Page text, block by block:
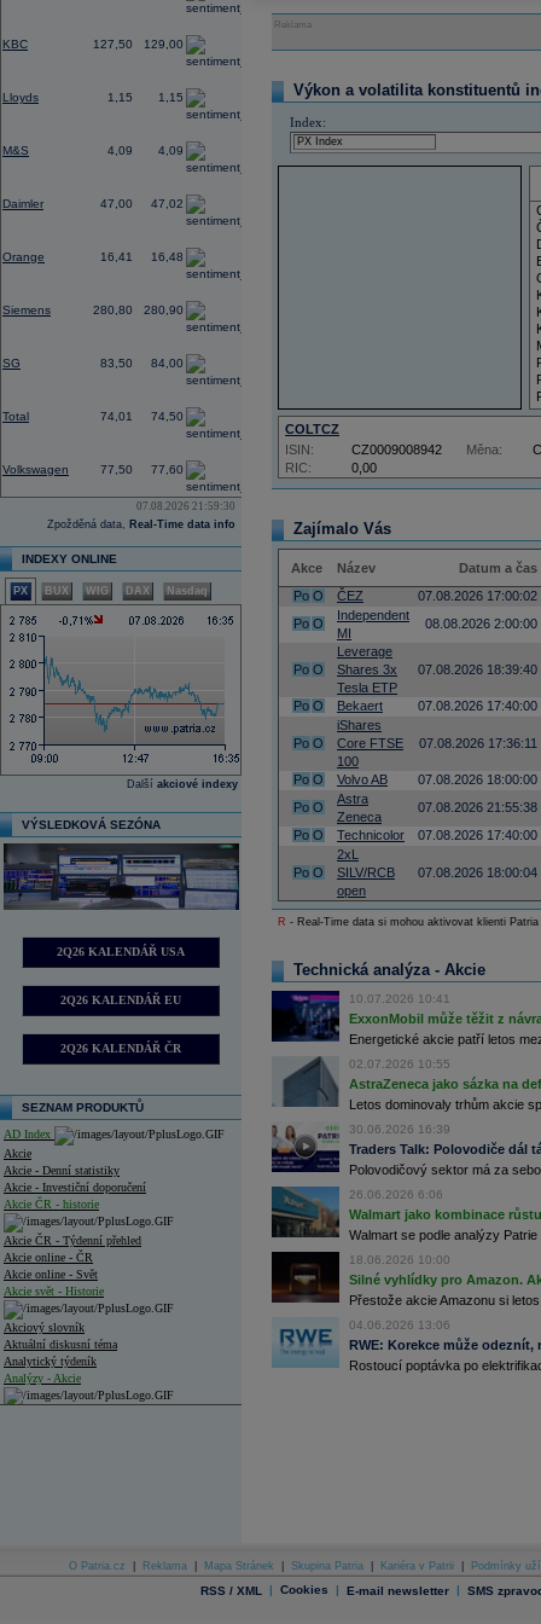
KBC 127,50 129,00
0,55
Lloyds 1,15 1,15
0,39
M&S 4,09 4,09
Daimler 47,00 47,02
Orange 16,41 16,48
Siemens 280,80 280,90
SG 83,50 84,00
Total 74,01 74,50
Volkswagen 77,50 77,60
07.08.2026 21:59:30
Zpožděná data, Real-Time data info
INDEXY ONLINE
PX BUX WIG DAX Nasdaq
Další akciové indexy
VÝSLEDKOVÁ SEZÓNA
2Q26 KALENDÁŘ USA
2Q26 KALENDÁŘ EU
2Q26 KALENDÁŘ ČR
SEZNAM PRODUKTŮ
AD Index
Akcie
Akcie - Denní statistiky
Akcie - Investiční doporučení
Akcie ČR - historie
Akcie ČR - Týdenní přehled
Akcie online - ČR
Akcie online - Svět
Akcie svět - Historie
Akciový slovník
Aktuální diskusní téma
Analytický týdeník
Analýzy - Akcie
Reklama
Výkon a volatilita konstituentů
Index:
COLTCZ
RIC: 0,00
ISIN: CZ0009008942 Měna:
Zajímalo Vás
Akce Název
Datum a čas
Po O ČEZ
07.08.2026 17:00:02
Po O
Independent
MI
08.08.2026 2:00:00
Po O
Leverage
Shares 3x
Tesla ETP
07.08.2026 18:39:40
Po O Bekaert 07.08.2026 17:40:00
Po O
iShares
Core FTSE
100
07.08.2026 17:36:11
Po O Volvo AB
07.08.2026 18:00:00
Po O
Astra
Zeneca
07.08.2026 21:55:38
Po O Technicolor 07.08.2026 17:40:00
Po O
2xL
SILV/RCB
open
07.08.2026 18:00:04
R - Real-Time data si mohou aktivovat klienti
Technická analýza - Akcie
10.07.2026 10:41
ExxonMobil může těžit z
Energetické akcie patří letos
02.07.2026 10:55
AstraZeneca jako sázka na
Letos dominovaly trhům akcie
30.06.2026 16:39
Traders Talk: Polovodiče dál
Polovodičový sektor má za
26.06.2026 6:06
Walmart jako kombinace
Walmart se podle analýzy
18.06.2026 10:00
Silné vyhlídky pro Amazon.
Přestože akcie Amazonu si
04.06.2026 13:06
RWE: Korekce může
Rostoucí poptávka po
O Patria.cz Reklama Mapa Stránek Skupina Patria Kariéra v Patrii Podmínky
RSS / XML | Cookies | E-mail newsletter | SMS